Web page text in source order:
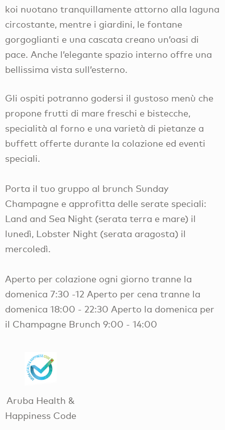
koi nuotano tranquillamente attorno alla laguna
circostante, mentre i giardini, le fontane
gorgoglianti e una cascata creano un’oasi di
pace. Anche l’elegante spazio interno offre una
bellissima vista sull’esterno.
Gli ospiti potranno godersi il gustoso menù che
propone frutti di mare freschi e bistecche,
specialità al forno e una varietà di pietanze a
buffett offerte durante la colazione ed eventi
speciali.
Porta il tuo gruppo al brunch Sunday
Champagne e approfitta delle serate speciali:
Land and Sea Night (serata terra e mare) il
lunedì, Lobster Night (serata aragosta) il
mercoledì.
Aperto per colazione ogni giorno tranne la
domenica 7:30 -12 Aperto per cena tranne la
domenica 18:00 - 22:30 Aperto la domenica per
il Champagne Brunch 9:00 - 14:00
Aruba Health &
Happiness Code